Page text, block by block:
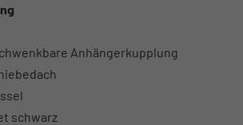
Anhängerkupplung
schwarz